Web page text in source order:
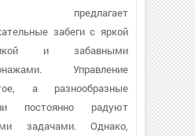
предлагает
забеги с яркой
и забавными
Управление
а разнообразные
постоянно радуют
задачами. Однако,